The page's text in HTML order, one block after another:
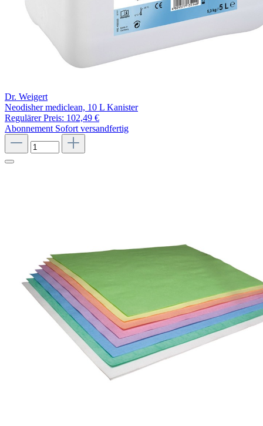
Dr. Weigert
Neodisher mediclean, 10 L Kanister
Regulärer Preis: 102,49 €
Abonnement Sofort versandfertig